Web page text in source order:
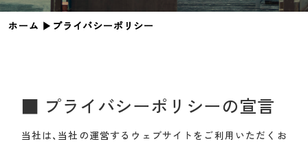
ホーム ▶︎ プライバシーポリシー
■ プライバシーポリシーの宣言
当社は、当社の運営するウェブサイトをご利用いただくお